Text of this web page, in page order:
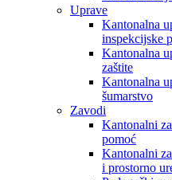
Uprave
Kantonalna
inspekcijske
Kantonalna
zaštite
Kantonalna
šumarstvo
Zavodi
Kantonalni
pomoć
Kantonalni
i prostorno